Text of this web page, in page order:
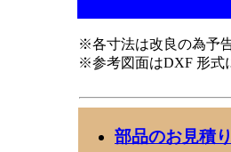
※各寸法は改良の為予
※参考図面はDXF 形式
部品のお見積